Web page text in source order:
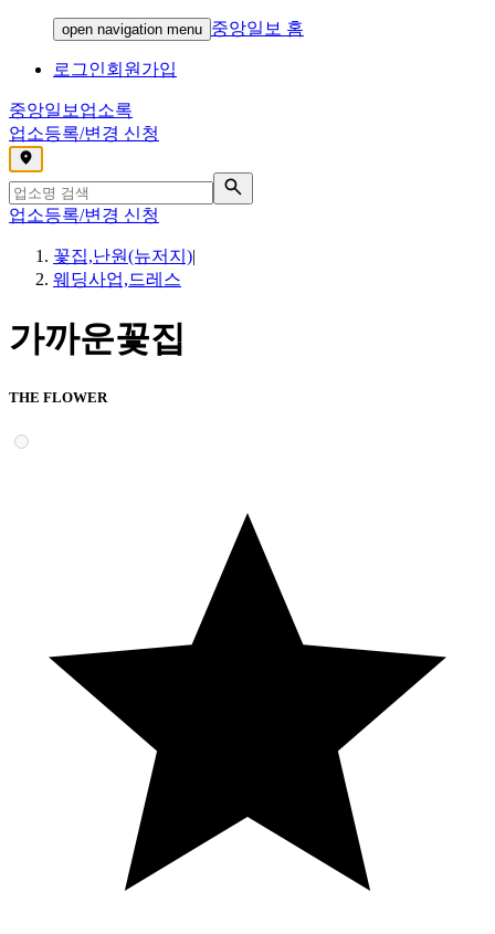
open navigation menu 중앙일보 홈
로그인회원가입
중앙일보 업소록
업소등록/변경 신청
,
업소등록/변경 신청
꽃집,난원(뉴저지)|
웨딩사업,드레스
가까운꽃집
THE FLOWER